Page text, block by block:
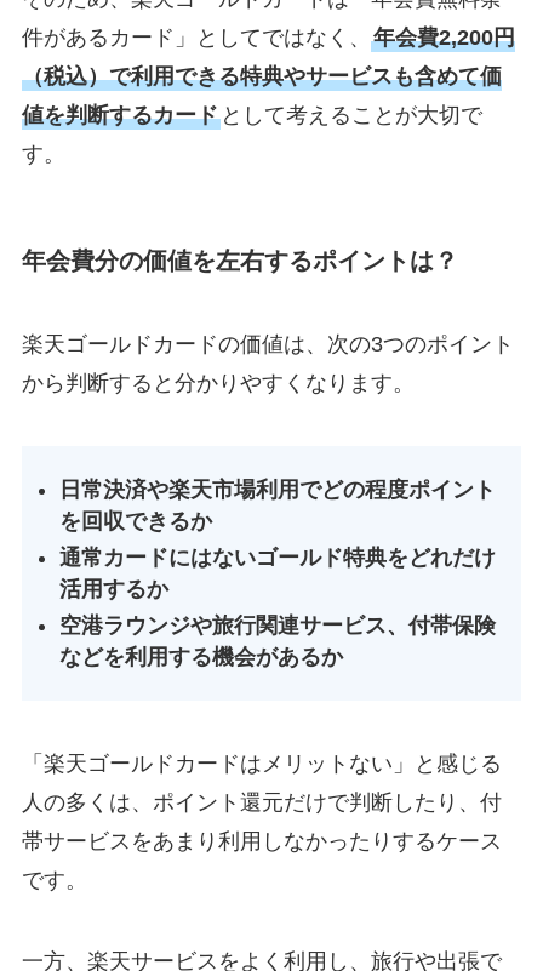
件があるカード」としてではなく、 年会費2,200円
（税込）で利用できる特典やサービスも含めて価
値を判断するカードとして考えることが大切で
す。
年会費分の価値を左右するポイントは？
楽天ゴールドカードの価値は、次の3つのポイント
から判断すると分かりやすくなります。
日常決済や楽天市場利用でどの程度ポイント
を回収できるか
通常カードにはないゴールド特典をどれだけ
活用するか
空港ラウンジや旅行関連サービス、付帯保険
などを利用する機会があるか
「楽天ゴールドカードはメリットない」と感じる
人の多くは、ポイント還元だけで判断したり、付
帯サービスをあまり利用しなかったりするケース
です。
一方、楽天サービスをよく利用し、旅行や出張で